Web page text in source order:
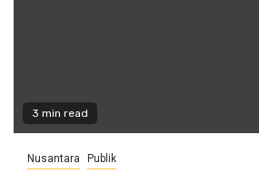
3 min read
Nusantara Publik